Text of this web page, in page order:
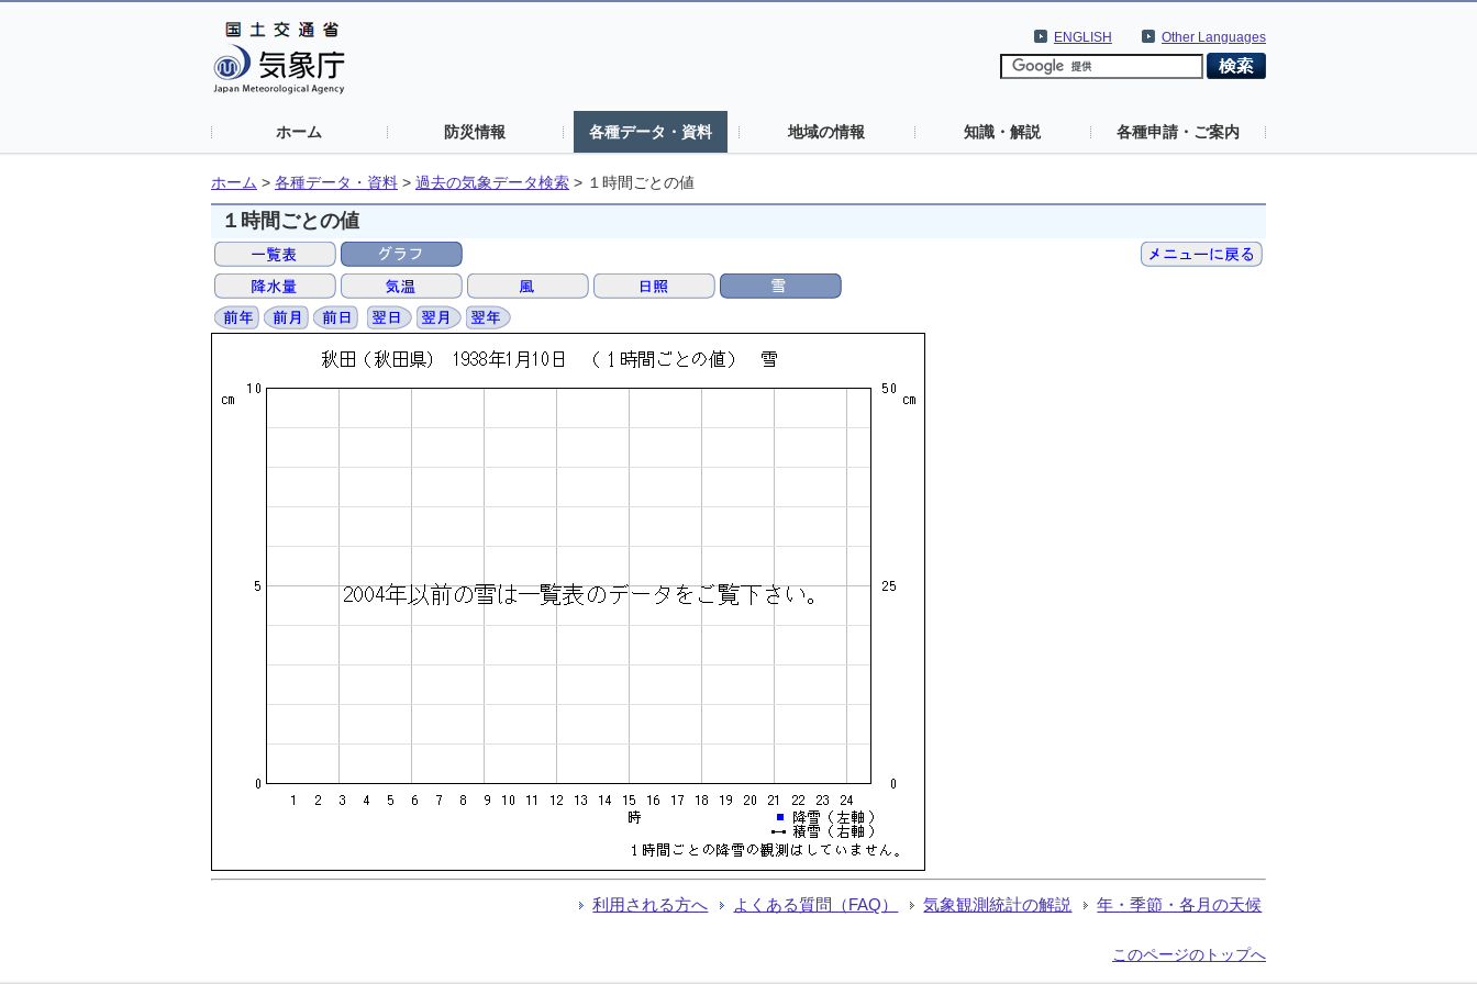
Other Languages
ENGLISH
ホーム 防災情報 各種データ・資料 地域の情報 知識・解説 各種申請・ご案内
ホーム > 各種データ・資料 > 過去の気象データ検索 > １時間ごとの値
１時間ごとの値
利用される方へ よくある質問（FAQ） 気象観測統計の解説 年・季節・各月の天候
このページのトップへ